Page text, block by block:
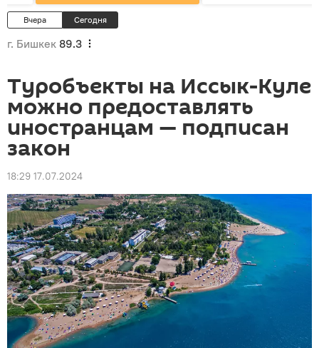
Вчера Сегодня
г. Бишкек 89.3
Туробъекты на Иссык-Куле
можно предоставлять
иностранцам — подписан
закон
18:29 17.07.2024